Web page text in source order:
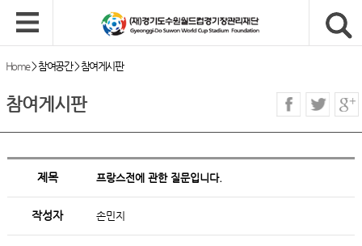
Home>참여공간>참여게시판
참여게시판
제목 프랑스전에 관한 질문입니다.
작성자 손민지